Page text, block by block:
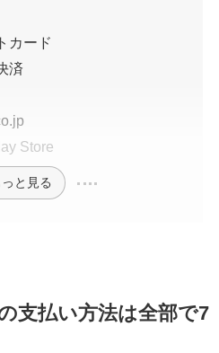
カード
済
Store
っと見る
支払い方法は全部で7